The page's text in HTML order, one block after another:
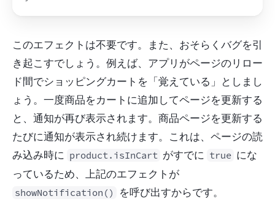
このエフェクトは不要です。また、おそらくバグを引
き起こすでしょう。例えば、アプリがページのリロー
ド間でショッピングカートを「覚えている」としまし
ょう。一度商品をカートに追加してページを更新する
と、通知が再び表示されます。商品ページを更新する
たびに通知が表示され続けます。これは、ページの読
み込み時に product.isInCart がすでに true にな
showNotification() を呼び出すからです。